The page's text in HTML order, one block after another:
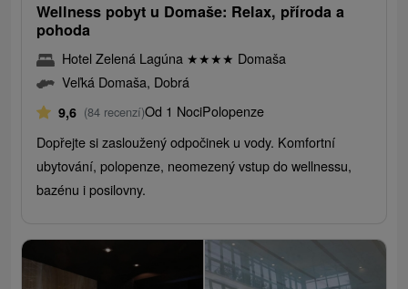
Wellness pobyt u Domaše: Relax, příroda a
pohoda
Hotel Zelená Lagúna ★★★★ Domaša
Veľká Domaša, Dobrá
9,6 (84 recenzí)Od 1 NociPolopenze
Dopřejte si zasloužený odpočinek u vody. Komfortní
ubytování, polopenze, neomezený vstup do wellnessu,
bazénu i posilovny.